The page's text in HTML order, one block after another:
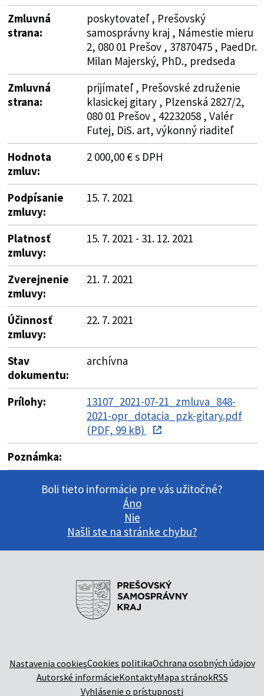
Zmluvná
strana:
poskytovateľ , Prešovský
samosprávny kraj , Námestie mieru
2, 080 01 Prešov , 37870475 , PaedDr.
Milan Majerský, PhD., predseda
Zmluvná
strana:
prijímateľ , Prešovské združenie
klasickej gitary , Plzenská 2827/2,
080 01 Prešov , 42232058 , Valér
Futej, DiS. art, výkonný riaditeľ
Hodnota
zmluv:
2 000,00 € s DPH
Podpísanie
zmluvy:
15. 7. 2021
Platnosť
zmluvy:
15. 7. 2021 - 31. 12. 2021
Zverejnenie
zmluvy:
21. 7. 2021
Účinnosť
zmluvy:
22. 7. 2021
Stav
dokumentu:
archívna
Prílohy:
13107_2021-07-21_zmluva_848-
2021-opr_dotacia_pzk-gitary.pdf
(PDF, 99 kB)
Poznámka:
Boli tieto informácie pre vás užitočné?
Áno
Nie
Našli ste na stránke chybu?
Nastavenia cookiesCookies politikaOchrana osobných údajov
Autorské informácieKontaktyMapa stránokRSS
Vyhlásenie o prístupnosti